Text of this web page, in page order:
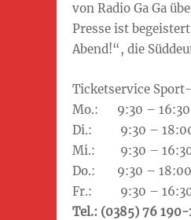
von Radio Ga Ga
Presse ist
Abend!“, die
Ticketservice
Mo.: 9:30 – 16:30
Di.: 9:30 –
Mi.: 9:30 –
Do.: 9:30 –
Fr.: 9:30 –
Tel.: (0385) 76 190-